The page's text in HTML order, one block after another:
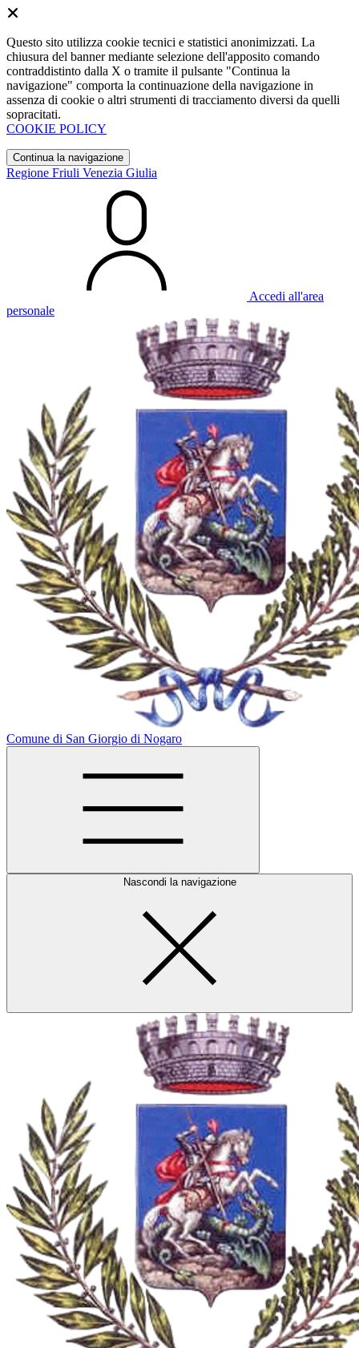
Questo sito utilizza cookie tecnici e statistici anonimizzati. La
chiusura del banner mediante selezione dell'apposito comando
contraddistinto dalla X o tramite il pulsante "Continua la
navigazione" comporta la continuazione della navigazione in
assenza di cookie o altri strumenti di tracciamento diversi da quelli
sopracitati.
COOKIE POLICY
Continua la navigazione
Regione Friuli Venezia Giulia
Accedi all'area
personale
Comune di San Giorgio di Nogaro
Nascondi la navigazione